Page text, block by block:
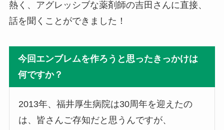
熱く、アグレッシブな薬剤師の吉田さんに直接、
話を聞くことができました！
今回エンブレムを作ろうと思ったきっかけは
何ですか？
2013年、福井厚生病院は30周年を迎えたの
は、皆さんご存知だと思うんですが、